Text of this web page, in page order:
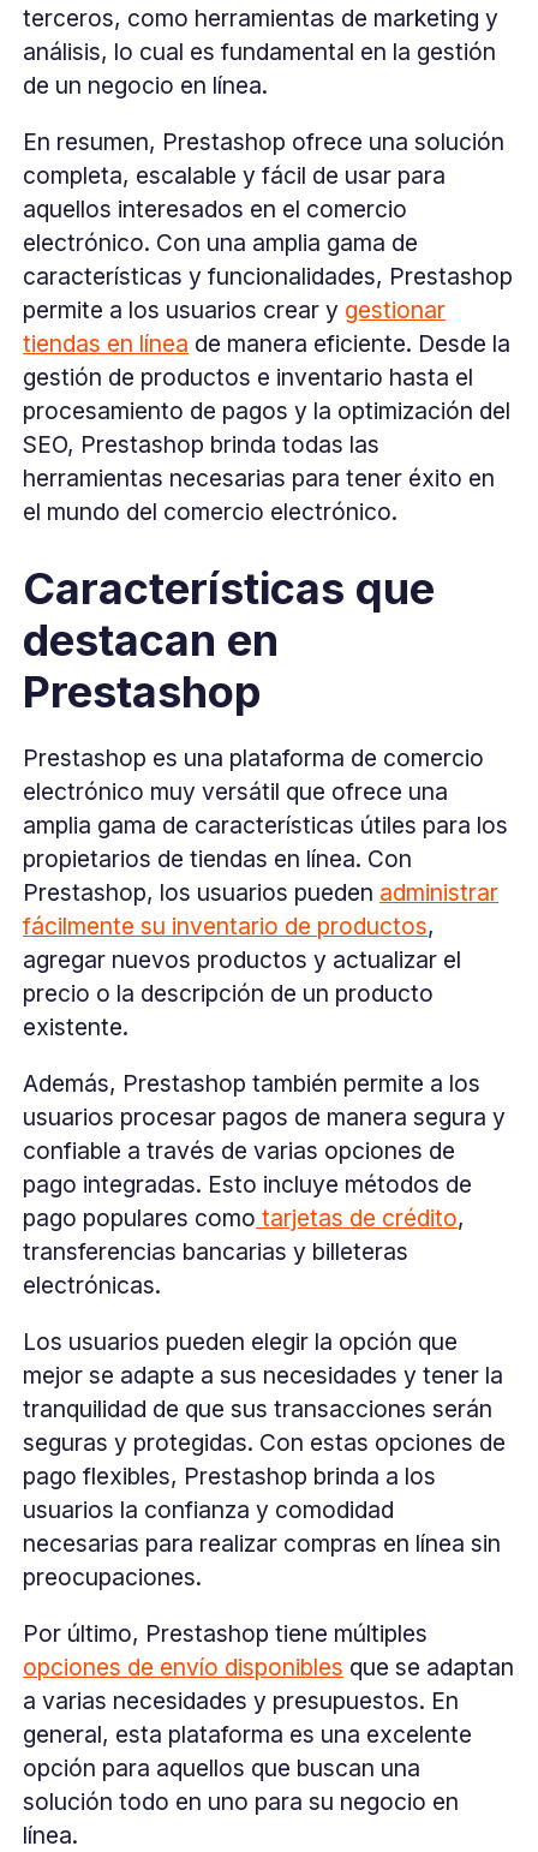
terceros, como herramientas de marketing y
análisis, lo cual es fundamental en la gestión
de un negocio en línea.
En resumen, Prestashop ofrece una solución
completa, escalable y fácil de usar para
aquellos interesados en el comercio
electrónico. Con una amplia gama de
características y funcionalidades, Prestashop
permite a los usuarios crear y gestionar
tiendas en línea de manera eficiente. Desde la
gestión de productos e inventario hasta el
procesamiento de pagos y la optimización del
SEO, Prestashop brinda todas las
herramientas necesarias para tener éxito en
el mundo del comercio electrónico.
Características que
destacan en
Prestashop
Prestashop es una plataforma de comercio
electrónico muy versátil que ofrece una
amplia gama de características útiles para los
propietarios de tiendas en línea. Con
Prestashop, los usuarios pueden administrar
fácilmente su inventario de productos,
agregar nuevos productos y actualizar el
precio o la descripción de un producto
existente.
Además, Prestashop también permite a los
usuarios procesar pagos de manera segura y
confiable a través de varias opciones de
pago integradas. Esto incluye métodos de
pago populares como tarjetas de crédito,
transferencias bancarias y billeteras
electrónicas.
Los usuarios pueden elegir la opción que
mejor se adapte a sus necesidades y tener la
tranquilidad de que sus transacciones serán
seguras y protegidas. Con estas opciones de
pago flexibles, Prestashop brinda a los
usuarios la confianza y comodidad
necesarias para realizar compras en línea sin
preocupaciones.
Por último, Prestashop tiene múltiples
opciones de envío disponibles que se adaptan
a varias necesidades y presupuestos. En
general, esta plataforma es una excelente
opción para aquellos que buscan una
solución todo en uno para su negocio en
línea.